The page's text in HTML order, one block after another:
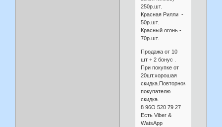
250р.шт.
Красная Рилли -
50р.шт.
Красный огонь -
70р.шт.
Продажа от 10
шт + 2 бонус .
При покупке от
20шт.хорошая
скидка.Повторному
покупателю
скидка.
8 96О 520 79 27
Есть Viber &
WatsApp